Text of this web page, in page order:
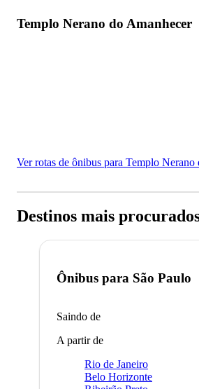
Templo Nerano do Amanhecer
Ver rotas de ônibus para Templo Nerano
Destinos mais
Ônibus para São Paulo
Saindo de
A partir de
Rio de Janeiro
Belo Horizonte